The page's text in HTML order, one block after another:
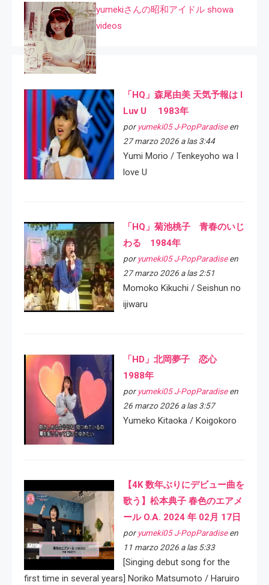
yumekiさんの昭和アイドル showa
videos
「HQ」森尾由美 天気予報は I
Luv U 1983年
por yumeki05 J-PopParadiseen
27 marzo 2026 a las 3:44
Yumi Morio / Tenkeyoho wa I
love U
「HQ」菊池桃子 青春のいじ
わる 1984年
por yumeki05 J-PopParadiseen
27 marzo 2026 a las 2:51
Momoko Kikuchi / Seishun no
ijiwaru
「HD」北岡夢子 恋心
1988年
por yumeki05 J-PopParadiseen
26 marzo 2026 a las 3:57
Yumeko Kitaoka / Koigokoro
【4K 数年ぶりにデビュー曲を
歌う】松本典子 春色のエアメ
ール O.A. 2024 年 02月 17日
por yumeki05 J-PopParadiseen
11 marzo 2026 a las 5:33
[Singing debut song for the
first time in several years] Noriko Matsumoto / Haruiro